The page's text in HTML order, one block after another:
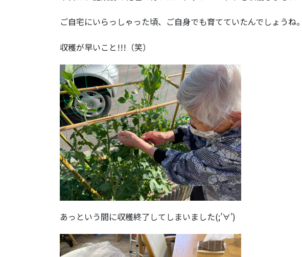
ご自宅にいらっしゃった頃、ご自身でも育てていたんでしょうね。
収穫が早いこと!!!（笑）
あっという間に収穫終了してしまいました(;’∀’)